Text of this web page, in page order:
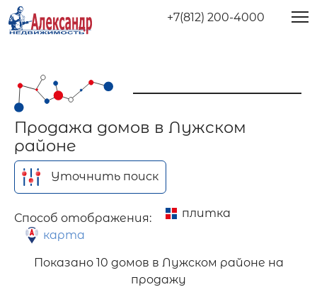
+7(812) 200-4000
Продажа домов в Лужском
районе
Уточнить поиск
Способ отображения:
плитка
карта
Показано 10 домов в Лужском районе на
продажу